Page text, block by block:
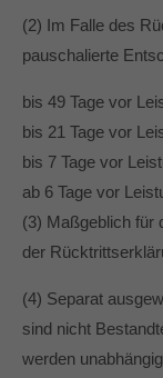
(2) Im Falle des
pauschalierte
bis 49 Tage vor
bis 21 Tage vor
bis 7 Tage vor
ab 6 Tage vor
(3) Maßgeblich für
der
(4) Separat
sind nicht
werden